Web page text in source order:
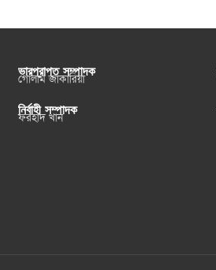
ভারপ্রাপ্ত সম্পাদক
গোলাম জাকারিয়া
নির্বাহী সম্পাদক
ফরহাদ খান